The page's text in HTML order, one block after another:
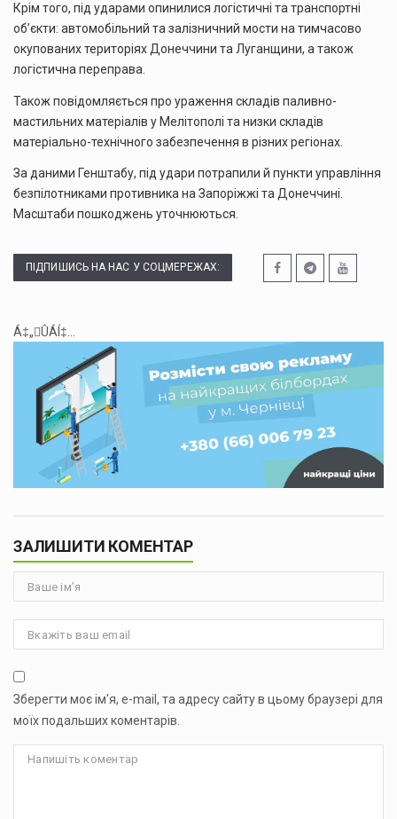
Крім того, під ударами опинилися логістичні та транспортні
об’єкти: автомобільний та залізничний мости на тимчасово
окупованих територіях Донеччини та Луганщини, а також
логістична переправа.
Також повідомляється про ураження складів паливно-
мастильних матеріалів у Мелітополі та низки складів
матеріально-технічного забезпечення в різних регіонах.
За даними Генштабу, під удари потрапили й пункти управління
безпілотниками противника на Запоріжжі та Донеччині.
Масштаби пошкоджень уточнюються.
ПІДПИШИСЬ НА НАС У СОЦМЕРЕЖАХ:
Á‡„ÛÁÍ‡...
ЗАЛИШИТИ КОМЕНТАР
Зберегти моє ім'я, e-mail, та адресу сайту в цьому браузері для
моїх подальших коментарів.